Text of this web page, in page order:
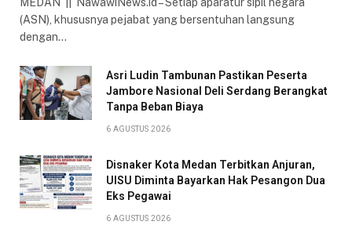
(ASN), khususnya pejabat yang bersentuhan langsung
dengan…
Asri Ludin Tambunan Pastikan Peserta
Jambore Nasional Deli Serdang Berangkat
Tanpa Beban Biaya
6 AGUSTUS 2026
Disnaker Kota Medan Terbitkan Anjuran,
UISU Diminta Bayarkan Hak Pesangon Dua
Eks Pegawai
6 AGUSTUS 2026